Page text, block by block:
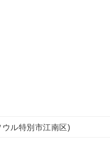
ウル特別市江南区)